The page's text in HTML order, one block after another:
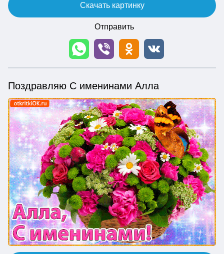
Скачать картинку
Отправить
Поздравляю С именинами Алла